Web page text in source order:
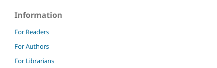
Information
For Readers
For Authors
For Librarians